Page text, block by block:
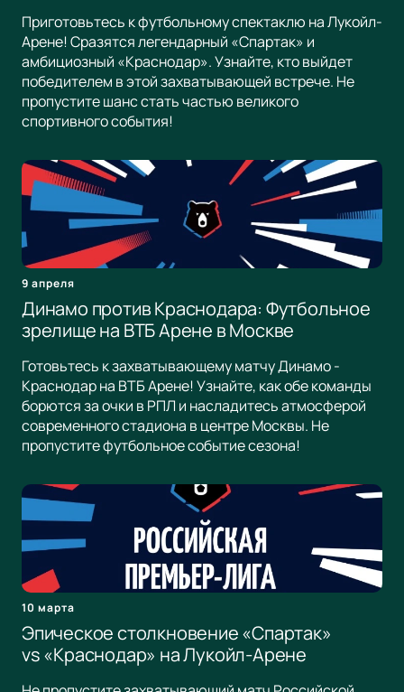
Приготовьтесь к футбольному спектаклю на Лукойл-
Арене! Сразятся легендарный «Спартак» и
амбициозный «Краснодар». Узнайте, кто выйдет
победителем в этой захватывающей встрече. Не
пропустите шанс стать частью великого
спортивного события!
9 апреля
Динамо против Краснодара: Футбольное
зрелище на ВТБ Арене в Москве
Готовьтесь к захватывающему матчу Динамо -
Краснодар на ВТБ Арене! Узнайте, как обе команды
борются за очки в РПЛ и насладитесь атмосферой
современного стадиона в центре Москвы. Не
пропустите футбольное событие сезона!
10 марта
Эпическое столкновение «Спартак»
vs «Краснодар» на Лукойл-Арене